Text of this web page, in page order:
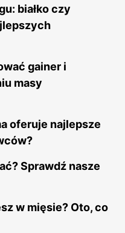
białko czy
gainer i
masy
oferuje najlepsze
Sprawdź nasze
w mięsie? Oto, co